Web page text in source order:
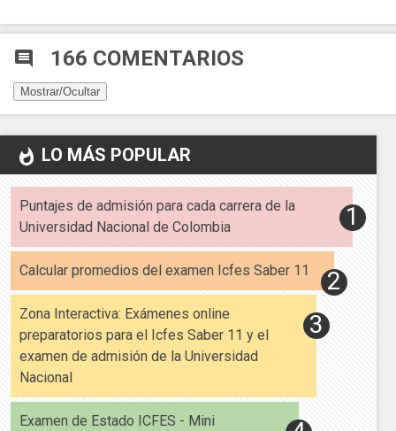
comment 166 COMENTARIOS
Mostrar/Ocultar
whatshot LO MÁS POPULAR
Puntajes de admisión para cada carrera de la
Universidad Nacional de Colombia
Calcular promedios del examen Icfes Saber 11
Zona Interactiva: Exámenes online
preparatorios para el Icfes Saber 11 y el
examen de admisión de la Universidad
Nacional
Examen de Estado ICFES - Mini